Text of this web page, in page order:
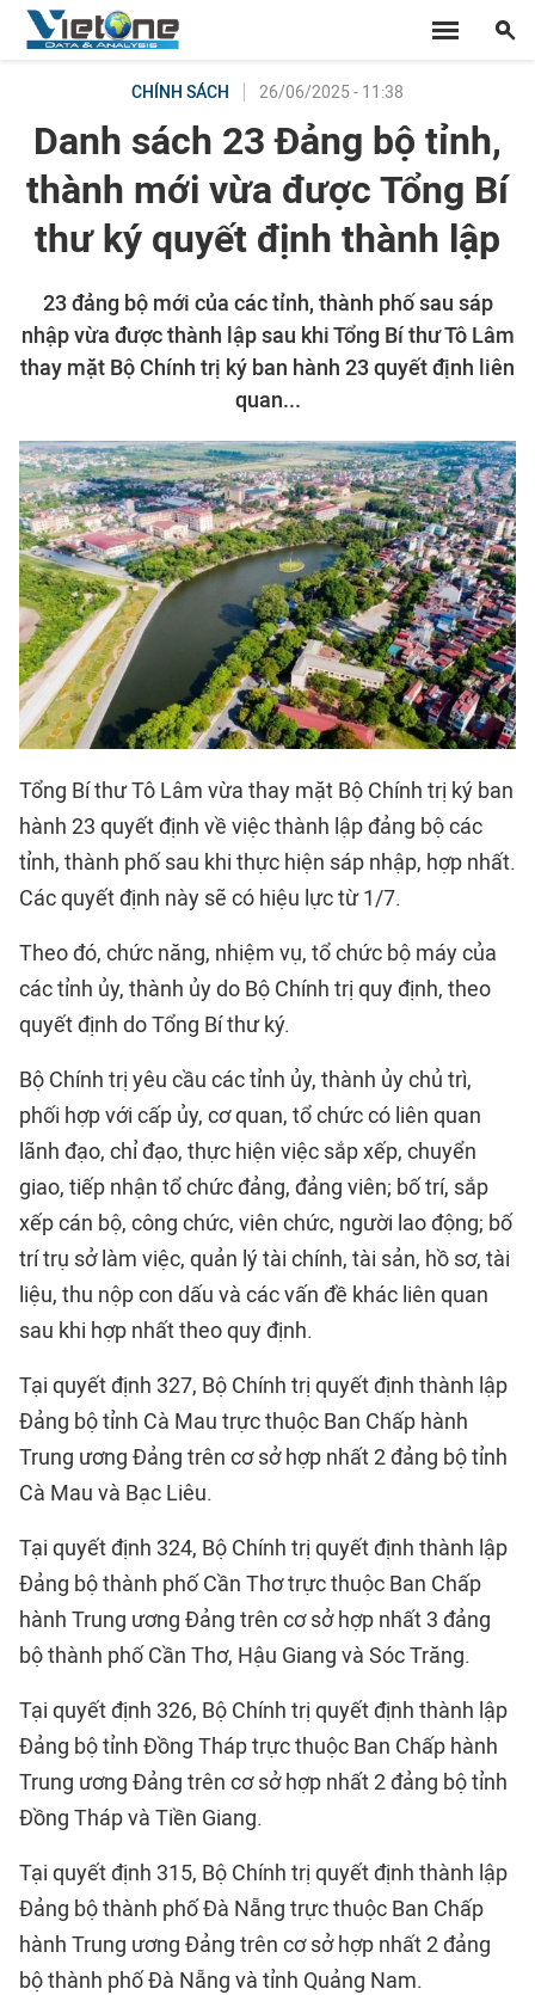
CHÍNH SÁCH 26/06/2025 - 11:38
Danh sách 23 Đảng bộ tỉnh,
thành mới vừa được Tổng Bí
thư ký quyết định thành lập
23 đảng bộ mới của các tỉnh, thành phố sau sáp
nhập vừa được thành lập sau khi Tổng Bí thư Tô Lâm
thay mặt Bộ Chính trị ký ban hành 23 quyết định liên
quan...
Tổng Bí thư Tô Lâm vừa thay mặt Bộ Chính trị ký ban
hành 23 quyết định về việc thành lập đảng bộ các
tỉnh, thành phố sau khi thực hiện sáp nhập, hợp nhất.
Các quyết định này sẽ có hiệu lực từ 1/7.
Theo đó, chức năng, nhiệm vụ, tổ chức bộ máy của
các tỉnh ủy, thành ủy do Bộ Chính trị quy định, theo
quyết định do Tổng Bí thư ký.
Bộ Chính trị yêu cầu các tỉnh ủy, thành ủy chủ trì,
phối hợp với cấp ủy, cơ quan, tổ chức có liên quan
lãnh đạo, chỉ đạo, thực hiện việc sắp xếp, chuyển
giao, tiếp nhận tổ chức đảng, đảng viên; bố trí, sắp
xếp cán bộ, công chức, viên chức, người lao động; bố
trí trụ sở làm việc, quản lý tài chính, tài sản, hồ sơ, tài
liệu, thu nộp con dấu và các vấn đề khác liên quan
sau khi hợp nhất theo quy định.
Tại quyết định 327, Bộ Chính trị quyết định thành lập
Đảng bộ tỉnh Cà Mau trực thuộc Ban Chấp hành
Trung ương Đảng trên cơ sở hợp nhất 2 đảng bộ tỉnh
Cà Mau và Bạc Liêu.
Tại quyết định 324, Bộ Chính trị quyết định thành lập
Đảng bộ thành phố Cần Thơ trực thuộc Ban Chấp
hành Trung ương Đảng trên cơ sở hợp nhất 3 đảng
bộ thành phố Cần Thơ, Hậu Giang và Sóc Trăng.
Tại quyết định 326, Bộ Chính trị quyết định thành lập
Đảng bộ tỉnh Đồng Tháp trực thuộc Ban Chấp hành
Trung ương Đảng trên cơ sở hợp nhất 2 đảng bộ tỉnh
Đồng Tháp và Tiền Giang.
Tại quyết định 315, Bộ Chính trị quyết định thành lập
Đảng bộ thành phố Đà Nẵng trực thuộc Ban Chấp
hành Trung ương Đảng trên cơ sở hợp nhất 2 đảng
bộ thành phố Đà Nẵng và tỉnh Quảng Nam.